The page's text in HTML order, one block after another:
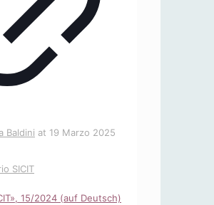
Baldini at 19 Marzo 2025
SICIT
15/2024 (auf Deutsch)